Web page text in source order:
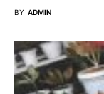
BY ADMIN